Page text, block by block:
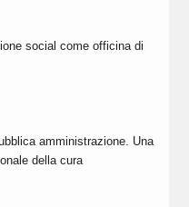
social come officina di
amministrazione. Una
della cura